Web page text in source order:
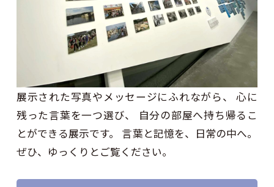
展示された写真やメッセージにふれながら、 心に
残った言葉を一つ選び、 自分の部屋へ持ち帰るこ
とができる展示です。 言葉と記憶を、日常の中へ。
ぜひ、ゆっくりとご覧ください。